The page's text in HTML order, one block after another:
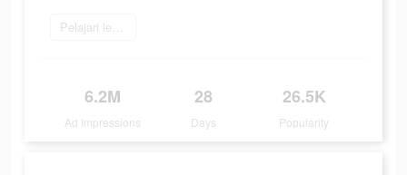
Pelajari lebih lanjut
6.2M
Ad Impressions
28
Days
26.5K
Popularity